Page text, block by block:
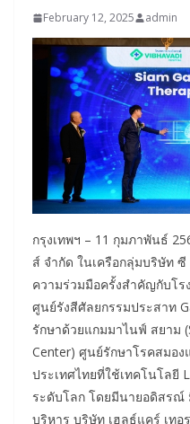
February 12, 2025 admin
กรุงเทพฯ – 11 กุมภาพันธ์
ส์ จำกัด ในเครือกลุ่มบริษัท
ความร่วมมือครั้งสำคัญกับโร
ศูนย์รังสีศัลยกรรมประสาท
รักษาด้วยแกมมาไนฟ์ สยาม
Center) ศูนย์รักษาโรคสมอ
ประเทศไทยที่ใช้เทคโนโลยี
ระดับโลก โดยมีนายอดิสรณ์
บริหาร บริษัท เฮลธ์แคร์ เท